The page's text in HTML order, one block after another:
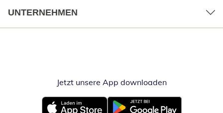
UNTERNEHMEN
Jetzt unsere App downloadenÖffnet in